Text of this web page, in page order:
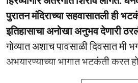
पुरातन मंदिराच्या सहवासातली ही
इतिहासाचा अनोखा अनुभव देणारी
गोव्यात अशाच पावसाळी दिवसात मी
अभयारण्याच्या भागात भटकंती करत